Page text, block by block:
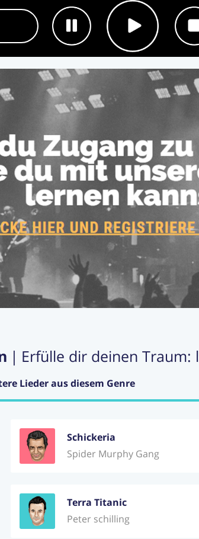
| Erfülle dir deinen Traum:
Lieder aus diesem Genre
Schickeria
Spider Murphy Gang
Terra Titanic
Peter schilling